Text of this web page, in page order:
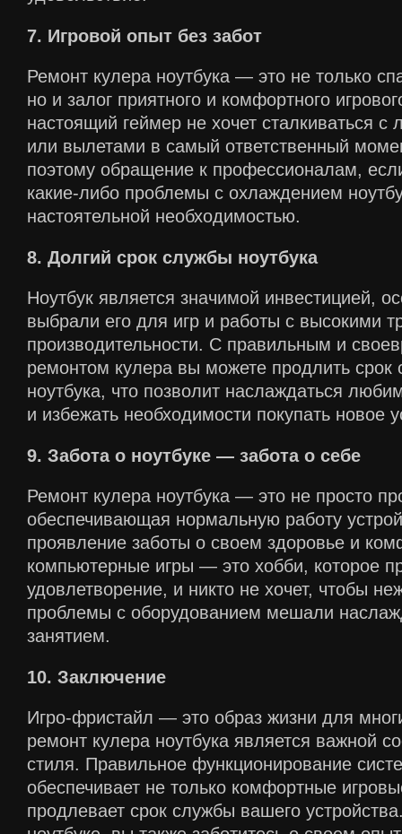
7. Игровой опыт без забот
Ремонт кулера ноутбука — это не только
но и залог приятного и комфортного
настоящий геймер не хочет сталкиваться с
или вылетами в самый ответственный
поэтому обращение к профессионалам,
какие-либо проблемы с охлаждением
настоятельной необходимостью.
8. Долгий срок службы ноутбука
Ноутбук является значимой инвестицией,
выбрали его для игр и работы с высокими
производительности. С правильным и
ремонтом кулера вы можете продлить срок
ноутбука, что позволит наслаждаться
и избежать необходимости покупать новое
9. Забота о ноутбуке — забота о себе
Ремонт кулера ноутбука — это не просто
обеспечивающая нормальную работу
проявление заботы о своем здоровье и
компьютерные игры — это хобби, которое
удовлетворение, и никто не хочет, чтобы
проблемы с оборудованием мешали
занятием.
10. Заключение
Игро-фристайл — это образ жизни для
ремонт кулера ноутбука является важной
стиля. Правильное функционирование
обеспечивает не только комфортные
продлевает срок службы вашего